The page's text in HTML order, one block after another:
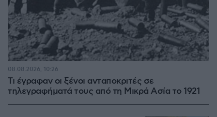
Τι έγραφαν οι ξένοι ανταποκριτές σε
τηλεγραφήματά τους από τη Μικρά Ασία το 1921
08.08.2026, 10:26